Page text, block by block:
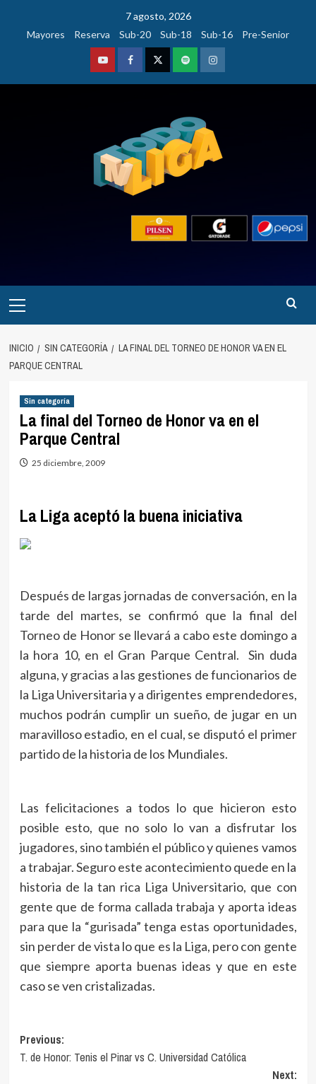
contenido
7 agosto, 2026
Mayores
Reserva Sub-20 Sub-18 Sub-16 Pre-Senior
YoutubeFacebookTwitterPodcastInstagram
principal
INICIO SIN CATEGORÍA
LA FINAL DEL TORNEO DE HONOR VA EN EL
PARQUE CENTRAL
Sin categoría
La final del Torneo de Honor va en el
Parque Central
25 diciembre, 2009
La Liga aceptó la buena iniciativa
Después de largas jornadas de conversación, en la
tarde del martes, se confirmó que la final del
Torneo de Honor se llevará a cabo este domingo a
la hora 10, en el Gran Parque Central. Sin duda
alguna, y gracias a las gestiones de funcionarios de
la Liga Universitaria y a dirigentes emprendedores,
muchos podrán cumplir un sueño, de jugar en un
maravilloso estadio, en el cual, se disputó el primer
partido de la historia de los Mundiales.
Las felicitaciones a todos lo que hicieron esto
posible esto, que no solo lo van a disfrutar los
jugadores, sino también el público y quienes vamos
a trabajar. Seguro este acontecimiento quede en la
historia de la tan rica Liga Universitario, que con
gente que de forma callada trabaja y aporta ideas
para que la “gurisada” tenga estas oportunidades,
sin perder de vista lo que es la Liga, pero con gente
que siempre aporta buenas ideas y que en este
caso se ven cristalizadas.
Navegación
de
Previous:
T. de Honor: Tenis el Pinar vs C. Universidad Católica
Next: